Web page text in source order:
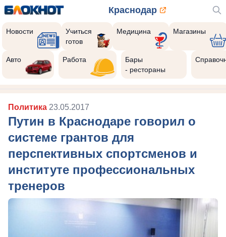
Краснодар
Новости
Учиться
готов
Медицина Магазины
Авто Работа
Бары
- рестораны
Политика 23.05.2017
Путин в Краснодаре говорил о
системе грантов для
перспективных спортсменов и
институте профессиональных
тренеров